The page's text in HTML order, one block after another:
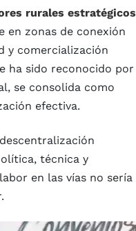
rurales estratégicos
en zonas de conexión
y comercialización
ha sido reconocido por
se consolida como
efectiva.
técnica y
en las vías no sería